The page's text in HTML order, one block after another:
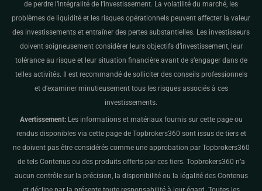
de perdre l’intégralité de l’investissement. La volatilité du marché, les
problèmes de liquidité et les risques opérationnels peuvent affecter la valeur
des investissements et entraîner des pertes substantielles. Les investisseurs
doivent soigneusement considérer leurs objectifs d’investissement, leur
tolérance au risque et leur situation financière avant de s’engager dans de
telles activités. Il est recommandé de solliciter des conseils professionnels
et d’examiner minutieusement tous les risques associés à ces
investissements.
Avertissement:Les informations et matériaux fournis sur cette page ou
rendus disponibles via cette page de Topbrokers360 sont issus de tiers et
ne doivent pas être considérés comme une approbation par Topbrokers360
de tels Contenus ou des produits offerts par ces tiers. Topbrokers360 n’a
aucun contrôle sur la précision, la disponibilité ou la légalité des Contenus